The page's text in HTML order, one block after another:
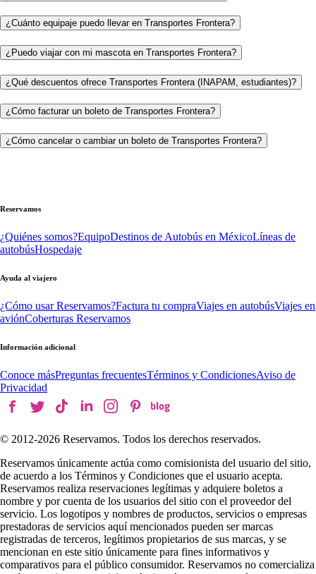
¿Cuánto equipaje puedo llevar en Transportes Frontera?
¿Puedo viajar con mi mascota en Transportes Frontera?
¿Qué descuentos ofrece Transportes Frontera (INAPAM, estudiantes)?
¿Cómo facturar un boleto de Transportes Frontera?
¿Cómo cancelar o cambiar un boleto de Transportes Frontera?
Reservamos
¿Quiénes somos?EquipoDestinos de Autobús en MéxicoLíneas de
autobúsHospedaje
Ayuda al viajero
¿Cómo usar Reservamos?Factura tu compraViajes en autobúsViajes en
aviónCoberturas Reservamos
Información adicional
Conoce másPreguntas frecuentesTérminos y CondicionesAviso de
Privacidad
© 2012-2026 Reservamos. Todos los derechos reservados.
Reservamos únicamente actúa como comisionista del usuario del sitio,
de acuerdo a los Términos y Condiciones que el usuario acepta.
Reservamos realiza reservaciones legítimas y adquiere boletos a
nombre y por cuenta de los usuarios del sitio con el proveedor del
servicio. Los logotipos y nombres de productos, servicios o empresas
prestadoras de servicios aquí mencionados pueden ser marcas
registradas de terceros, legítimos propietarios de sus marcas, y se
mencionan en este sitio únicamente para fines informativos y
comparativos para el público consumidor. Reservamos no comercializa